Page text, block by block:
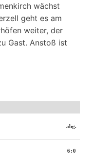
wächst
geht es am
weiter, der
Gast. Anstoß ist